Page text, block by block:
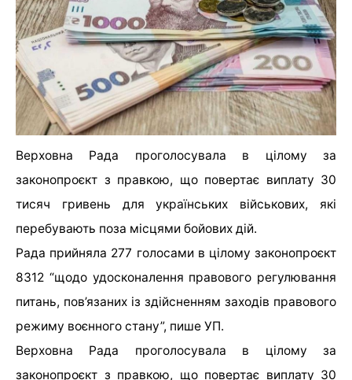
Верховна Рада проголосувала в цілому за
законопроєкт з правкою, що повертає виплату 30
тисяч гривень для українських військових, які
перебувають поза місцями бойових дій.
Рада прийняла 277 голосами в цілому законопроєкт
8312 “щодо удосконалення правового регулювання
питань, пов’язаних із здійсненням заходів правового
режиму воєнного стану”, пише УП.
Верховна Рада проголосувала в цілому за
законопроєкт з правкою, що повертає виплату 30